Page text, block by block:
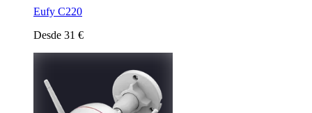
Eufy C220
Desde 31 €